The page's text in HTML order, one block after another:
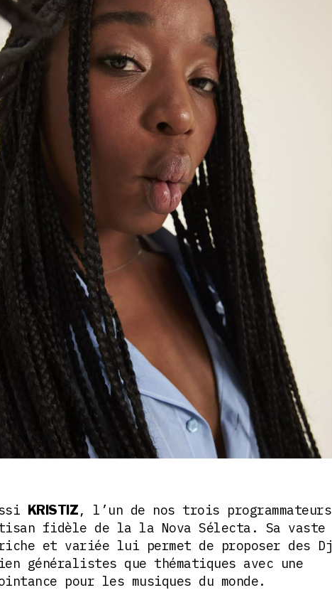
KRISTIZ, l’un de nos trois programmateurs
fidèle de la la Nova Sélecta. Sa vaste
et variée lui permet de proposer des Dj
généralistes que thématiques avec une
pour les musiques du monde.